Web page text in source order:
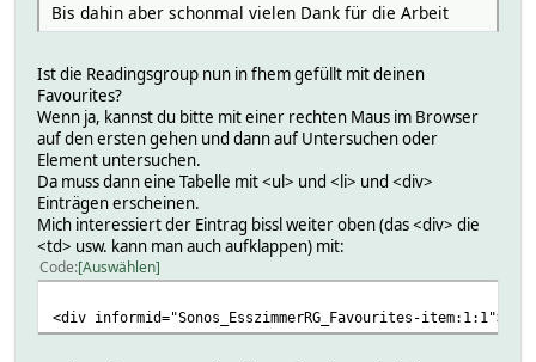
Bis dahin aber schonmal vielen Dank für die Arbeit
Ist die Readingsgroup nun in fhem gefüllt mit deinen
Favourites?
Wenn ja, kannst du bitte mit einer rechten Maus im Browser
auf den ersten gehen und dann auf Untersuchen oder
Element untersuchen.
Da muss dann eine Tabelle mit <ul> und <li> und <div>
Einträgen erscheinen.
Mich interessiert der Eintrag bissl weiter oben (das <div> die
<td> usw. kann man auch aufklappen) mit:
Code Auswählen
<div informid="Sonos_EsszimmerRG_Favourites-item:1:1">